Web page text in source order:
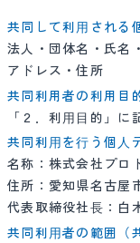
共同して利⽤される
法人・団体名・氏名
アドレス・住所
共同利用者の利用目
「２．利⽤⽬的」
共同利⽤を⾏う個⼈
名称：株式会社プロ
住所：愛知県名古屋
代表取締役社⻑：白
共同利⽤者の範囲（